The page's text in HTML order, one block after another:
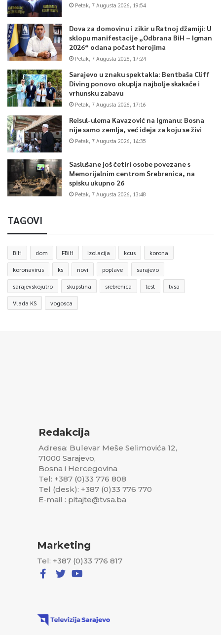
Petak, 7 Augusta 2026, 19:54
Dova za domovinu i zikir u Ratnoj džamiji: U
sklopu manifestacije „Odbrana BiH – Igman
2026“ odana počast herojima
Petak, 7 Augusta 2026, 17:24
Sarajevo u znaku spektakla: Bentbaša Cliff
Diving ponovo okuplja najbolje skakače i
vrhunsku zabavu
Petak, 7 Augusta 2026, 17:16
Reisul-ulema Kavazović na Igmanu: Bosna
nije samo zemlja, već ideja za koju se živi
Petak, 7 Augusta 2026, 14:35
Saslušane još četiri osobe povezane s
Memorijalnim centrom Srebrenica, na
spisku ukupno 26
Petak, 7 Augusta 2026, 13:48
TAGOVI
BiH dom FBiH izolacija kcus korona
koronavirus ks novi poplave sarajevo
sarajevskojutro skupstina srebrenica test tvsa
Vlada KS vogosca
Redakcija
Adresa: Bulevar Meše Selimovića 12,
71000 Sarajevo,
Bosna i Hercegovina
Tel: +387 (0)33 776 808
Tel (desk): +387 (0)33 776 770
E-mail : pitajte@tvsa.ba
Marketing
Tel: +387 (0)33 776 817